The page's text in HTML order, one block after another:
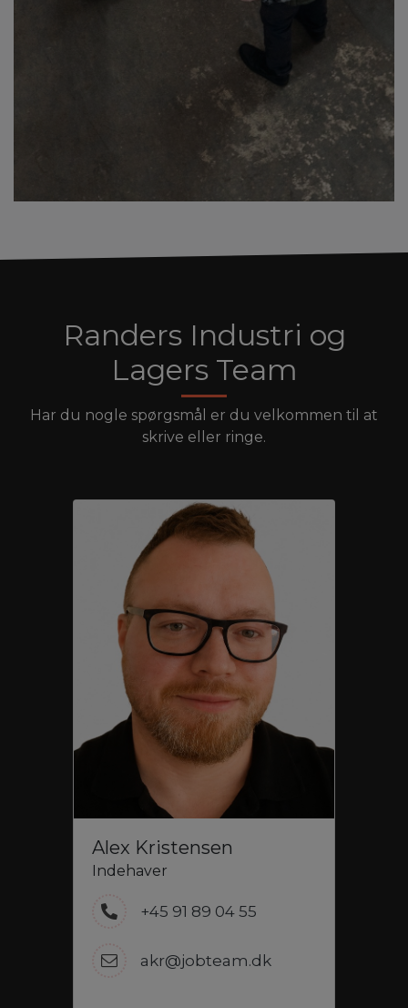
Randers Industri og
Lagers Team
Har du nogle spørgsmål er du velkommen til at
skrive eller ringe.
Alex Kristensen
Indehaver
+45 91 89 04 55
akr@jobteam.dk